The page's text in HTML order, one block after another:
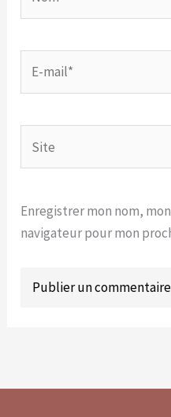
mail*
Enregistrer mon nom,
navigateur pour mon